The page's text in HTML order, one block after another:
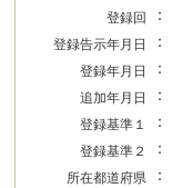
登録回
：
登録告示年月日
：
登録年月日
：
追加年月日
：
登録基準１ ：
登録基準２
：
所在都道府県 ：